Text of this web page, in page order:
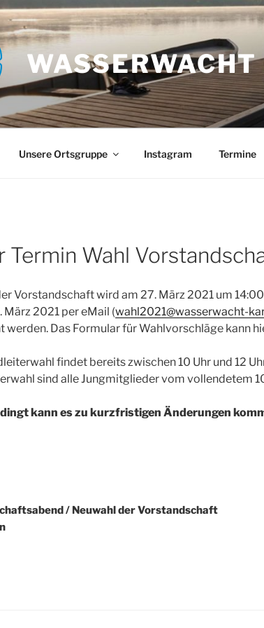
Unsere Ortsgruppe Instagram Termine
Termin Wahl
Vorstandschaft wird am 27. März 2021 um
März 2021 per eMail (wahl2021@wasserwacht-
werden. Das Formular für Wahlvorschläge kann
findet bereits zwischen 10 Uhr und 12
sind alle Jungmitglieder vom vollendetem
kann es zu kurzfristigen Änderungen
/ Neuwahl der Vorstandschaft